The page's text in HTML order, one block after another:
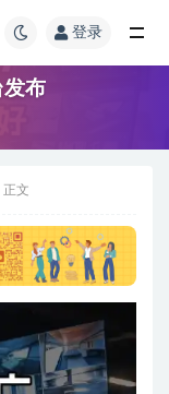
登录
发布
正文